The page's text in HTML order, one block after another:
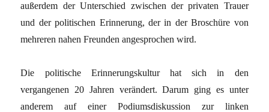
außerdem der Unterschied zwischen der privaten Trauer
und der politischen Erinnerung, der in der Broschüre von
mehreren nahen Freunden angesprochen wird.
Die politische Erinnerungskultur hat sich in den
vergangenen 20 Jahren verändert. Darum ging es unter
anderem auf einer Podiumsdiskussion zur linken